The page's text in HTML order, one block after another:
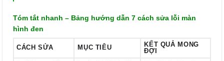
Tóm tắt nhanh – Bảng hướng dẫn 7 cách sửa lỗi màn
hình đen
CÁCH SỬA MỤC TIÊU
KẾT QUẢ MONG
ĐỢI